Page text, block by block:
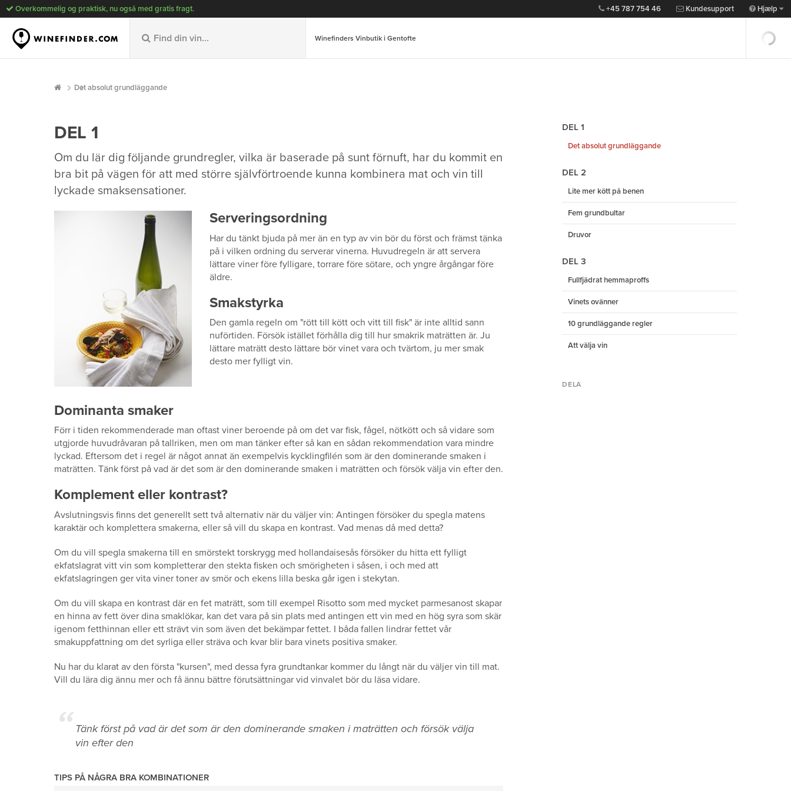
+45 787 754 46 Kundesupport Hjælp
Overkommelig og praktisk, nu også med gratis fragt.
Winefinders Vinbutik i Gentofte
Det absolut grundläggande
DEL 1
Om du lär dig följande grundregler, vilka är baserade på sunt förnuft, har du kommit en
bra bit på vägen för att med större självförtroende kunna kombinera mat och vin till
lyckade smaksensationer.
Serveringsordning
Har du tänkt bjuda på mer än en typ av vin bör du först och främst tänka
på i vilken ordning du serverar vinerna. Huvudregeln är att servera
lättare viner före fylligare, torrare före sötare, och yngre årgångar före
äldre.
Smakstyrka
Den gamla regeln om "rött till kött och vitt till fisk" är inte alltid sann
nuförtiden. Försök istället förhålla dig till hur smakrik maträtten är. Ju
lättare maträtt desto lättare bör vinet vara och tvärtom, ju mer smak
desto mer fylligt vin.
Dominanta smaker
Förr i tiden rekommenderade man oftast viner beroende på om det var fisk, fågel, nötkött och så vidare som
utgjorde huvudråvaran på tallriken, men om man tänker efter så kan en sådan rekommendation vara mindre
lyckad. Eftersom det i regel är något annat än exempelvis kycklingfilén som är den dominerande smaken i
maträtten. Tänk först på vad är det som är den dominerande smaken i maträtten och försök välja vin efter den.
Komplement eller kontrast?
Avslutningsvis finns det generellt sett två alternativ när du väljer vin: Antingen försöker du spegla matens
karaktär och komplettera smakerna, eller så vill du skapa en kontrast. Vad menas då med detta?
Om du vill spegla smakerna till en smörstekt torskrygg med hollandaisesås försöker du hitta ett fylligt
ekfatslagrat vitt vin som kompletterar den stekta fisken och smörigheten i såsen, i och med att
ekfatslagringen ger vita viner toner av smör och ekens lilla beska går igen i stekytan.
Om du vill skapa en kontrast där en fet maträtt, som till exempel Risotto som med mycket parmesanost skapar
en hinna av fett över dina smaklökar, kan det vara på sin plats med antingen ett vin med en hög syra som skär
igenom fetthinnan eller ett strävt vin som även det bekämpar fettet. I båda fallen lindrar fettet vår
smakuppfattning om det syrliga eller sträva och kvar blir bara vinets positiva smaker.
Nu har du klarat av den första "kursen", med dessa fyra grundtankar kommer du långt när du väljer vin till mat.
Vill du lära dig ännu mer och få ännu bättre förutsättningar vid vinvalet bör du läsa vidare.
Tänk först på vad är det som är den dominerande smaken i maträtten och försök välja
vin efter den
TIPS PÅ NÅGRA BRA KOMBINATIONER
DEL 1
Det absolut grundläggande
DEL 2
Lite mer kött på benen
Fem grundbultar
Druvor
DEL 3
Fullfjädrat hemmaproffs
Vinets ovänner
10 grundläggande regler
Att välja vin
DELA